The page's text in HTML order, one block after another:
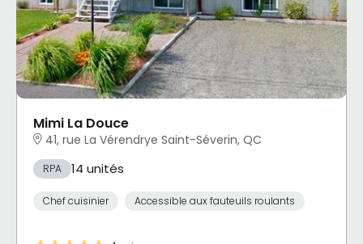
Mimi La Douce
41, rue La Vérendrye Saint-Séverin, QC
RPA 14 unités
Chef cuisinier Accessible aux fauteuils roulants